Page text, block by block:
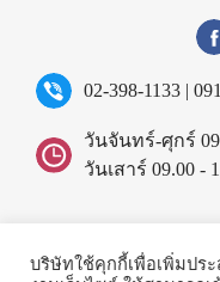
02-398-1133 |
วันจันทร์-ศุกร์
วันเสาร์ 09.00 -
©2026
บริษัทใช้คุกกี้เพื่อเพิ่มปร